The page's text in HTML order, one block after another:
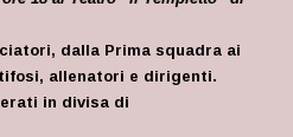
dalla Prima squadra ai
allenatori e dirigenti.
in divisa di